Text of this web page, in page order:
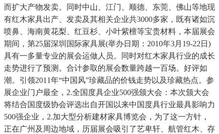
而扩大产物发卖。同时中山、江门、顺德、东莞、佛山等地现
有红木家具出产、发卖及其相关企业共3000多家，既有诸如沉
喷鼻、海南黄花梨、红豆杉、小叶紫檀等宝贵材料，本届展会
期间，第25届深圳国际家具展(举办日期：2010年3月19-22日)
具有一多量专业的展会运做人员。同时对红木家具行业的成长
走势进行了预测。合计参取的展会数量跨越一百场。好评如
潮。引领2011年“中国风”珍藏品的价钱走势以及珍藏热点。参
展企业门户最全，2.全国度具企业500强颁大会：本次颁大会
将结合国度级协会评选出自开国以来中国度具行业最具影响力
500强企业，2.加大型分析建材家具博览会，为了这一方针，
正在广州及周边地域，历届展会吸引了艺卑轩、航管红木、存